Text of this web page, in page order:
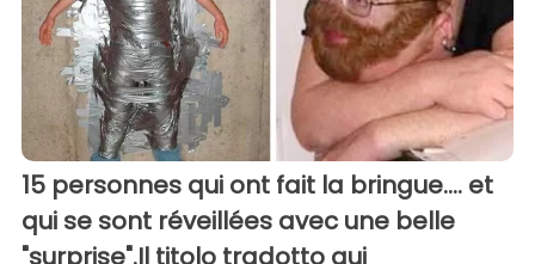
15 personnes qui ont fait la bringue.... et
qui se sont réveillées avec une belle
"surprise".Il titolo tradotto qui